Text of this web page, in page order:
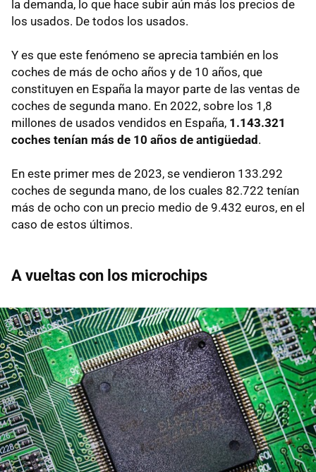
la demanda, lo que hace subir aún más los precios de
los usados. De todos los usados.
Y es que este fenómeno se aprecia también en los
coches de más de ocho años y de 10 años, que
constituyen en España la mayor parte de las ventas de
coches de segunda mano. En 2022, sobre los 1,8
millones de usados vendidos en España, 1.143.321
coches tenían más de 10 años de antigüedad .
En este primer mes de 2023, se vendieron 133.292
coches de segunda mano, de los cuales 82.722 tenían
más de ocho con un precio medio de 9.432 euros, en el
caso de estos últimos.
A vueltas con los microchips